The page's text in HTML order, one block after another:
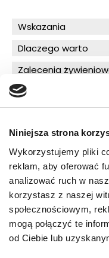
Niniejsza strona
Wykorzystujemy pliki
reklam, aby oferować
analizować ruch w
korzystasz z naszej
społecznościowym,
mogą połączyć te
od Ciebie lub
Wskazania
Dlaczego warto
Zalecenia
Składniki
O!MEGA
PRZECZYTAJ